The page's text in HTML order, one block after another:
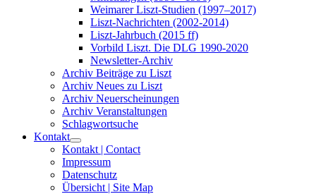
Weimarer Liszt-Studien (1997–2017)
Liszt-Nachrichten (2002-2014)
Liszt-Jahrbuch (2015 ff)
Vorbild Liszt. Die DLG 1990-2020
Newsletter-Archiv
Archiv Beiträge zu Liszt
Archiv Neues zu Liszt
Archiv Neuerscheinungen
Archiv Veranstaltungen
Schlagwortsuche
Kontakt
Kontakt | Contact
Impressum
Datenschutz
Übersicht | Site Map